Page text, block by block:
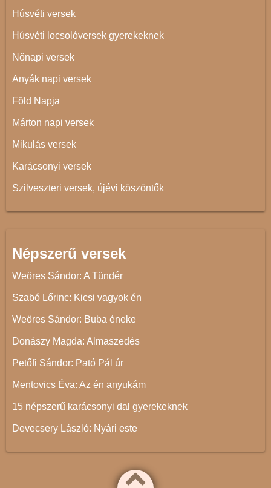
Húsvéti versek
Húsvéti locsolóversek gyerekeknek
Nőnapi versek
Anyák napi versek
Föld Napja
Márton napi versek
Mikulás versek
Karácsonyi versek
Szilveszteri versek, újévi köszöntők
Népszerű versek
Weöres Sándor: A Tündér
Szabó Lőrinc: Kicsi vagyok én
Weöres Sándor: Buba éneke
Donászy Magda: Almaszedés
Petőfi Sándor: Pató Pál úr
Mentovics Éva: Az én anyukám
15 népszerű karácsonyi dal gyerekeknek
Devecsery László: Nyári este